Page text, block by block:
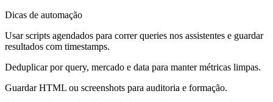
Dicas de automação
Usar scripts agendados para correr queries nos assistentes e guardar
resultados com timestamps.
Deduplicar por query, mercado e data para manter métricas limpas.
Guardar HTML ou screenshots para auditoria e formação.